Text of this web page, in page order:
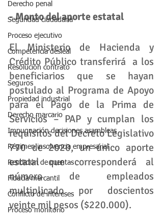
Derecho penal
Seguridad ciudadana
Proceso ejecutivo
Competencia desleal
Resolución contrato
Seguros
Propiedad industrial
Derecho marcario
Impugnación decisiones asambleas
Régimen insolvencia empresarial
Rendición de cuentas
Fiducia mercantil
Conflicto de intereses
Proceso monitorio
- Monto del aporte estatal
El Ministerio de Hacienda y
Crédito Público transferirá  a los
beneficiarios que se hayan
postulado al Programa de Apoyo
para el Pago de la Prima de
Servicios – PAP y cumplan los
requisitos del Decreto Legislativo
770 de 2020, un único aporte
estatal que corresponderá al
número de empleados
multiplicado por doscientos
veinte mil pesos ($220.000).